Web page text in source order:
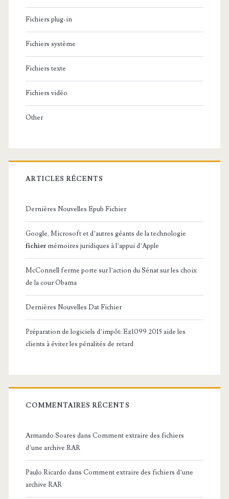
Fichiers plug-in
Fichiers système
Fichiers texte
Fichiers vidéo
Other
ARTICLES RÉCENTS
Dernières Nouvelles Epub Fichier
Google, Microsoft et d’autres géants de la technologie
fichier mémoires juridiques à l’appui d’Apple
McConnell ferme porte sur l’action du Sénat sur les choix
de la cour Obama
Dernières Nouvelles Dat Fichier
Préparation de logiciels d’impôt: Ez1099 2015 aide les
clients à éviter les pénalités de retard
COMMENTAIRES RÉCENTS
Armando Soares dans Comment extraire des fichiers
d’une archive RAR
Paulo Ricardo dans Comment extraire des fichiers d’une
archive RAR